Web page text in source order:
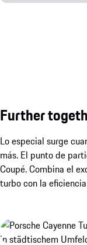
Further
Lo especial surge
más. El punto de
Coupé. Combina el
turbo con la